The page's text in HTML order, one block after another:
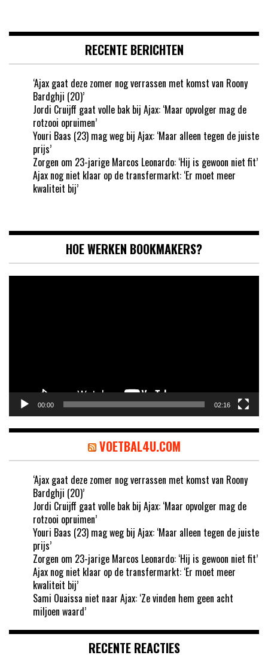
RECENTE BERICHTEN
‘Ajax gaat deze zomer nog verrassen met komst van Roony
Bardghji (20)’
Jordi Cruijff gaat volle bak bij Ajax: ‘Maar opvolger mag de
rotzooi opruimen’
Youri Baas (23) mag weg bij Ajax: ‘Maar alleen tegen de juiste
prijs’
Zorgen om 23-jarige Marcos Leonardo: ‘Hij is gewoon niet fit’
Ajax nog niet klaar op de transfermarkt: ‘Er moet meer
kwaliteit bij’
HOE WERKEN BOOKMAKERS?
00:00 02:16
VOETBAL4U.COM
‘Ajax gaat deze zomer nog verrassen met komst van Roony
Bardghji (20)’
Jordi Cruijff gaat volle bak bij Ajax: ‘Maar opvolger mag de
rotzooi opruimen’
Youri Baas (23) mag weg bij Ajax: ‘Maar alleen tegen de juiste
prijs’
Zorgen om 23-jarige Marcos Leonardo: ‘Hij is gewoon niet fit’
Ajax nog niet klaar op de transfermarkt: ‘Er moet meer
kwaliteit bij’
Sami Ouaissa niet naar Ajax: ‘Ze vinden hem geen acht
miljoen waard’
RECENTE REACTIES